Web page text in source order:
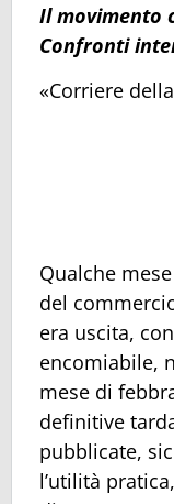
Il movimento
Confronti
«Corriere
Qualche
del
era uscita,
encomiabile,
mese di
definitive
pubblicate,
l’utilità